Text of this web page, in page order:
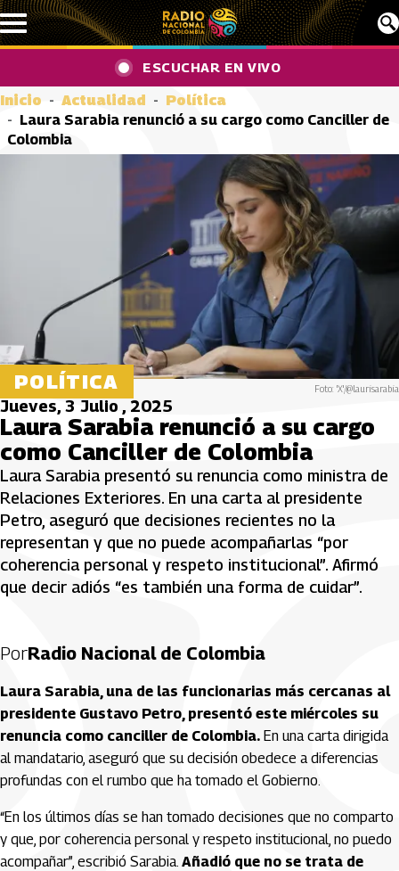
Pasar al contenido principal
ESCUCHAR EN VIVO
Inicio Actualidad
Política
Laura Sarabia renunció a su cargo como Canciller de
Colombia
POLÍTICA Foto: 'X'/@laurisarabia
Jueves, 3 Julio , 2025
Laura Sarabia renunció a su cargo
como Canciller de Colombia
Laura Sarabia presentó su renuncia como ministra de
Relaciones Exteriores. En una carta al presidente
Petro, aseguró que decisiones recientes no la
representan y que no puede acompañarlas “por
coherencia personal y respeto institucional”. Afirmó
que decir adiós “es también una forma de cuidar”.
PorRadio Nacional de Colombia
Laura Sarabia, una de las funcionarias más cercanas al
presidente Gustavo Petro, presentó este miércoles su
renuncia como canciller de Colombia. En una carta dirigida
al mandatario, aseguró que su decisión obedece a diferencias
profundas con el rumbo que ha tomado el Gobierno.
“En los últimos días se han tomado decisiones que no comparto
y que, por coherencia personal y respeto institucional, no puedo
acompañar”, escribió Sarabia. Añadió que no se trata de